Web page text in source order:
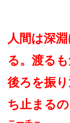
人間は深
る。渡る
後ろを振
ち止まるの